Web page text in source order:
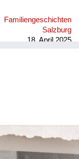
in einer
Sie war
Familiengeschichten
Salzburg
18. April 2025